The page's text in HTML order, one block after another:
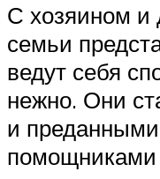
С хозяином и
семьи
ведут себя
нежно. Они
и
помощниками